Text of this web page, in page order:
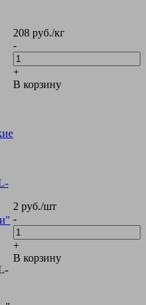
208 руб./кг
-
+
В корзину
2 руб./шт
-
+
В корзину